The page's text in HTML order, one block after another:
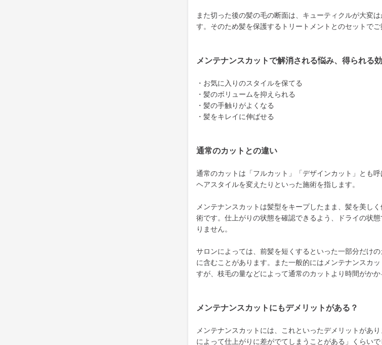
また切った後の髪の毛の断面は、キューティクルが大変
す。そのため髪を保護するトリートメントとのセットでご
メンテナンスカットで解消される悩み、得られる
・お気に入りのスタイルを保てる
・髪のボリュームを抑えられる
・髪の手触りがよくなる
・髪をキレイに伸ばせる
通常のカットとの違い
通常のカットは「フルカット」「デザインカット」とも呼
ヘアスタイルを変えたりといった施術を指します。
メンテナンスカットは髪型をキープしたまま、髪を美し
術です。仕上がりの状態を確認できるよう、ドライの状
りません。
サロンによっては、前髪を短くするといった一部分だけ
に含むことがあります。また一般的にはメンテナンスカ
すが、枝毛の量などによって通常のカットより時間がかか
メンテナンスカットにもデメリットがある？
メンテナンスカットには、これといったデメリットがあ
によって仕上がりに差がでてしまうことがある」くらいで